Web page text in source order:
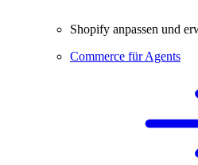
Shopify anpassen und
Commerce für Agents